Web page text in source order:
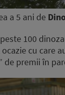
a 5 ani de
100
cu care
de premii în